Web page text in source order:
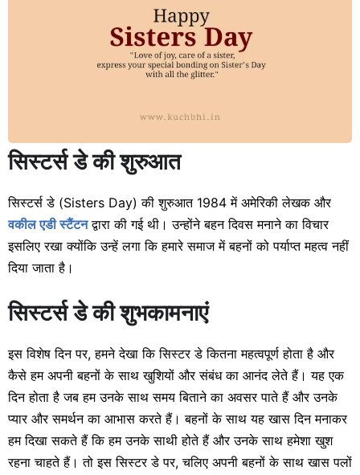
सिस्टर्स डे की शुरुआत
सिस्टर्स डे (Sisters Day) की शुरुआत 1984 में अमेरिकी लेखक और
वकील एडी स्टैंटनद्वारा की गई थी। उन्होंने बहन दिवस मनाने का विचार
इसलिए रखा क्योंकि उन्हें लगा कि हमारे समाज में बहनों को पर्याप्त महत्व नहीं
दिया जाता है।
सिस्टर्स डे की शुभकामनाएं
इस विशेष दिन पर, हमने देखा कि सिस्टर डे कितना महत्वपूर्ण होता है और
कैसे हम अपनी बहनों के साथ खुशियों और संबंध का आनंद लेते हैं। यह एक
दिन होता है जब हम उनके साथ समय बिताने का अवसर पाते हैं और उनके
प्यार और समर्थन का आभास करते हैं। बहनों के साथ यह खास दिन मनाकर
हम दिखा सकते हैं कि हम उनके साथी होते हैं और उनके साथ हमेशा खुश
रहना चाहते हैं। तो इस सिस्टर डे पर, चलिए अपनी बहनों के साथ खास पलों